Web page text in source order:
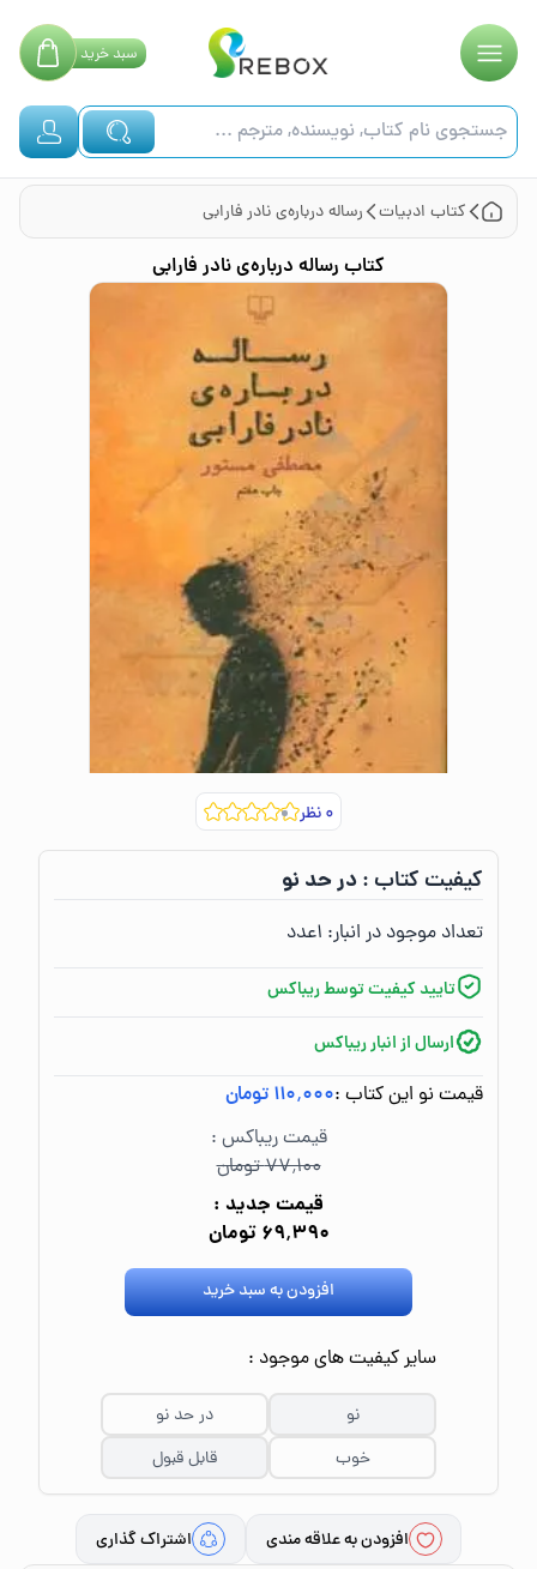
سبدخرید
کتاب ادبیات رساله درباره‌ی نادر فارابی
کتاب رساله درباره‌ی نادر فارابی
۰نظر
کیفیت کتاب :‌در حد نو
تعداد موجود در انبار:‌ ۱عدد
تایید کیفیت توسط ریباکس
ارسال از انبار ریباکس
قیمت نو این کتاب :۱۱۰٬۰۰۰ تومان
قیمت ریباکس :
۷۷٬۱۰۰ تومان
قیمت جدید :
۶۹٬۳۹۰ تومان
افزودن به سبد خرید
سایر کیفیت های موجود :
نو
در حد نو
خوب
قابل قبول
افزودن به علاقه مندی اشتراک گذاری